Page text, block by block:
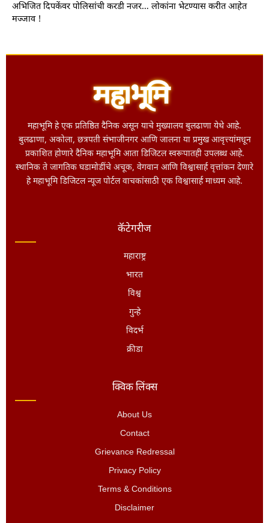
अभिजित दिपकेंवर पोलिसांची करडी नजर… लोकांना भेटण्यास करीत आहेत
मज्जाव !
महाभूमि हे एक प्रतिष्ठित दैनिक असून याचे मुख्यालय बुलढाणा येथे आहे.
बुलढाणा, अकोला, छत्रपती संभाजीनगर आणि जालना या प्रमुख आवृत्त्यांमधून
प्रकाशित होणारे दैनिक महाभूमि आता डिजिटल स्वरूपातही उपलब्ध आहे.
स्थानिक ते जागतिक घडामोडींचे अचूक, वेगवान आणि विश्वासार्ह वृत्तांकन देणारे
हे महाभूमि डिजिटल न्यूज पोर्टल वाचकांसाठी एक विश्वासार्ह माध्यम आहे.
कॅटेगरीज
महाराष्ट्र
भारत
विश्व
गुन्हे
विदर्भ
क्रीडा
क्विक लिंक्स
About Us
Contact
Grievance Redressal
Privacy Policy
Terms & Conditions
Disclaimer